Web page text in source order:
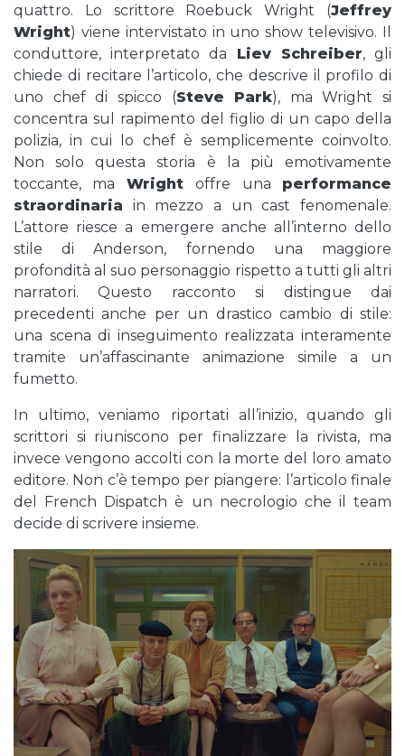
quattro. Lo scrittore Roebuck Wright (Jeffrey
Wright) viene intervistato in uno show televisivo. Il
conduttore, interpretato da Liev Schreiber, gli
chiede di recitare l’articolo, che descrive il profilo di
uno chef di spicco (Steve Park), ma Wright si
concentra sul rapimento del figlio di un capo della
polizia, in cui lo chef è semplicemente coinvolto.
Non solo questa storia è la più emotivamente
toccante, ma Wrightoffre una performance
straordinaria in mezzo a un cast fenomenale.
L’attore riesce a emergere anche all’interno dello
stile di Anderson, fornendo una maggiore
profondità al suo personaggio rispetto a tutti gli altri
narratori. Questo racconto si distingue dai
precedenti anche per un drastico cambio di stile:
una scena di inseguimento realizzata interamente
tramite un’affascinante animazione simile a un
fumetto.
In ultimo, veniamo riportati all’inizio, quando gli
scrittori si riuniscono per finalizzare la rivista, ma
invece vengono accolti con la morte del loro amato
editore. Non c’è tempo per piangere: l’articolo finale
del French Dispatch è un necrologio che il team
decide di scrivere insieme.